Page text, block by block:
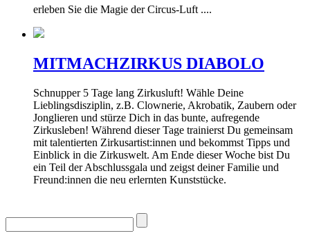
erleben Sie die Magie der Circus-Luft ....
MITMACHZIRKUS DIABOLO
Schnupper 5 Tage lang Zirkusluft! Wähle Deine
Lieblingsdisziplin, z.B. Clownerie, Akrobatik, Zaubern oder
Jonglieren und stürze Dich in das bunte, aufregende
Zirkusleben! Während dieser Tage trainierst Du gemeinsam
mit talentierten Zirkusartist:innen und bekommst Tipps und
Einblick in die Zirkuswelt. Am Ende dieser Woche bist Du
ein Teil der Abschlussgala und zeigst deiner Familie und
Freund:innen die neu erlernten Kunststücke.